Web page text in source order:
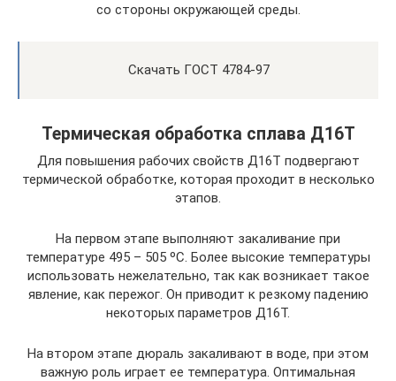
со стороны окружающей среды.
Скачать ГОСТ 4784-97
Термическая обработка сплава Д16Т
Для повышения рабочих свойств Д16Т подвергают
термической обработке, которая проходит в несколько
этапов.
На первом этапе выполняют закаливание при
температуре 495 – 505 ºC. Более высокие температуры
использовать нежелательно, так как возникает такое
явление, как пережог. Он приводит к резкому падению
некоторых параметров Д16Т.
На втором этапе дюраль закаливают в воде, при этом
важную роль играет ее температура. Оптимальная